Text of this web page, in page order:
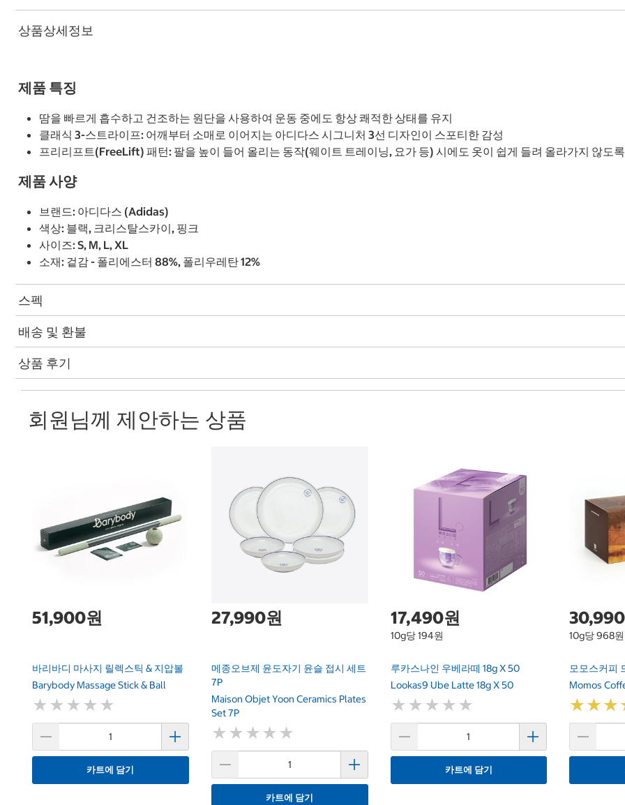
상품상세정보
제품 특징
땀을 빠르게 흡수하고 건조하는 원단을 사용하여 운동 중에도 항상 쾌적한 상태를 유지
클래식 3-스트라이프: 어깨부터 소매로 이어지는 아디다스 시그니처 3선 디자인이 스포티한 감성
프리리프트(FreeLift) 패턴: 팔을 높이 들어 올리는 동작(웨이트 트레이닝, 요가 등) 시에도 옷이 쉽게 들려 올라가지 않도
제품 사양
브랜드: 아디다스 (Adidas)
색상: 블랙, 크리스탈스카이, 핑크
사이즈: S, M, L, XL
소재: 겉감 - 폴리에스터 88%, 폴리우레탄 12%
스펙
배송 및 환불
상품 후기
회원님께 제안하는 상품
51,900원
바리바디 마사지 릴렉스틱 & 지압볼
Barybody Massage Stick & Ball
★ ★ ★ ★ ★
★ ★ ★ ★ ★
카트에 담기
27,990원
메종오브제 윤도자기 윤슬 접시 세트
7P
Maison Objet Yoon Ceramics Plates
Set 7P
★ ★ ★ ★ ★
★ ★ ★ ★ ★
카트에 담기
17,490원
10g당 194원
루카스나인 우베라떼 18g X 50
Lookas9 Ube Latte 18g X 50
★ ★ ★ ★ ★
★ ★ ★ ★ ★
카트에 담기
10g당 968원
모모스커피
Momos
★★★
★★★